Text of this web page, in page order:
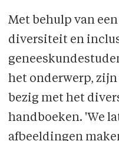
Met behulp van
diversiteit en
het onderwerp, zijn
bezig met het
handboeken. 'We
afbeeldingen